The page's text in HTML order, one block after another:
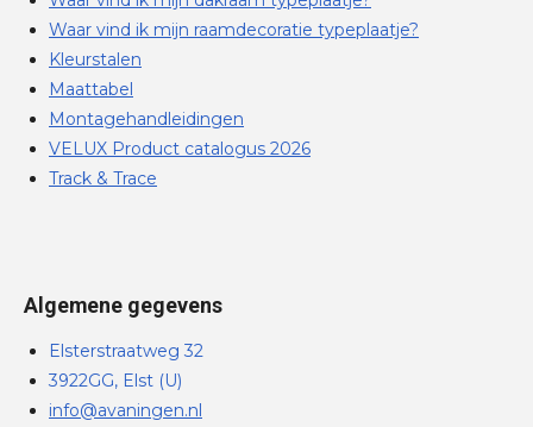
Waar vind ik mijn raamdecoratie typeplaatje?
Kleurstalen
Maattabel
Montagehandleidingen
VELUX Product catalogus 2026
Track & Trace
Algemene gegevens
Elsterstraatweg 32
3922GG, Elst (U)
info@avaningen.nl